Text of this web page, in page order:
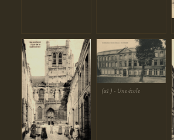
(a1 ) - Une école